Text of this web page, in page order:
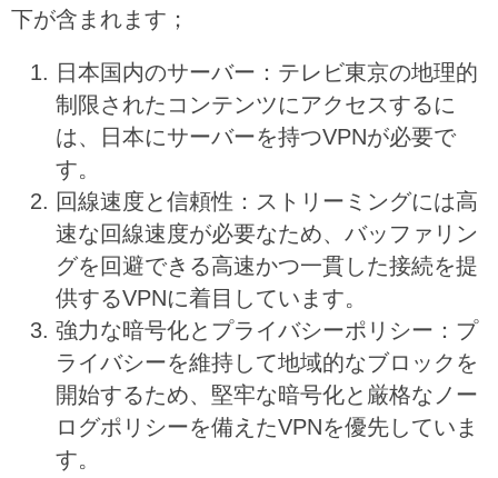
下が含まれます；
日本国内のサーバー：テレビ東京の地理的
制限されたコンテンツにアクセスするに
は、日本にサーバーを持つVPNが必要で
す。
回線速度と信頼性：ストリーミングには高
速な回線速度が必要なため、バッファリン
グを回避できる高速かつ一貫した接続を提
供するVPNに着目しています。
強力な暗号化とプライバシーポリシー：プ
ライバシーを維持して地域的なブロックを
開始するため、堅牢な暗号化と厳格なノー
ログポリシーを備えたVPNを優先していま
す。